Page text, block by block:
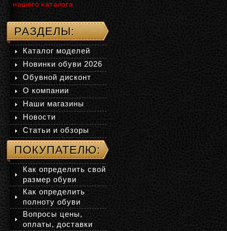
нашего каталога
РАЗДЕЛЫ:
Каталог моделей
Новинки обуви 2026
Обувной дисконт
О компании
Наши магазины
Новости
Статьи и обзоры
ПОКУПАТЕЛЮ:
Как определить свой
размер обуви
Как определить
полноту обуви
Вопросы цены,
оплаты, доставки